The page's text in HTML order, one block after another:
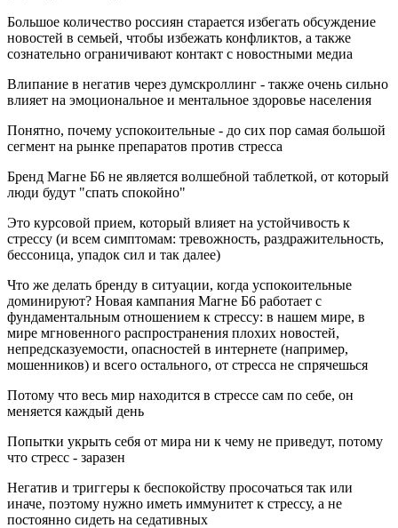
Большое количество россиян старается избегать обсуждение
новостей в семьей, чтобы избежать конфликтов, а также
сознательно ограничивают контакт с новостными медиа
Влипание в негатив через думскроллинг - также очень сильно
влияет на эмоциональное и ментальное здоровье населения
Понятно, почему успокоительные - до сих пор самая большой
сегмент на рынке препаратов против стресса
Бренд Магне Б6 не является волшебной таблеткой, от который
люди будут "спать спокойно"
Это курсовой прием, который влияет на устойчивость к
стрессу (и всем симптомам: тревожность, раздражительность,
бессоница, упадок сил и так далее)
Что же делать бренду в ситуации, когда успокоительные
доминируют? Новая кампания Магне Б6 работает с
фундаментальным отношением к стрессу: в нашем мире, в
мире мгновенного распространения плохих новостей,
непредсказуемости, опасностей в интернете (например,
мошенников) и всего остального, от стресса не спрячешься
Потому что весь мир находится в стрессе сам по себе, он
меняется каждый день
Попытки укрыть себя от мира ни к чему не приведут, потому
что стресс - заразен
Негатив и триггеры к беспокойству просочаться так или
иначе, поэтому нужно иметь иммунитет к стрессу, а не
постоянно сидеть на седативных